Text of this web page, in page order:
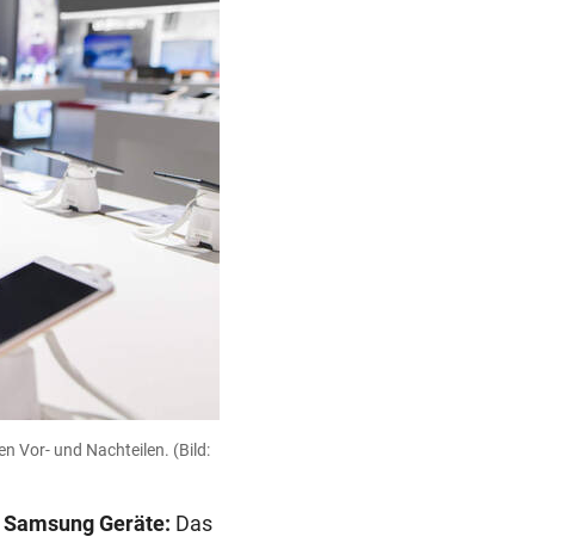
Vor- und Nachteilen. (Bild:
Geräte: Das